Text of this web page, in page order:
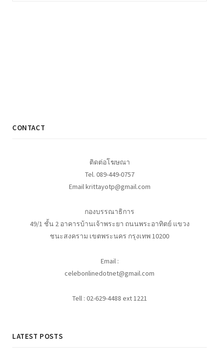
CONTACT
ติดต่อโฆษณา
Tel. 089-449-0757
Email krittayotp@gmail.com
กองบรรณาธิการ
49/1 ชั้น 2 อาคารบ้านเจ้าพระยา ถนนพระอาทิตย์ แขวง
ชนะสงคราม เขตพระนคร กรุงเทพ 10200
Email :
celebonlinedotnet@gmail.com
Tell : 02-629-4488 ext 1221
LATEST POSTS